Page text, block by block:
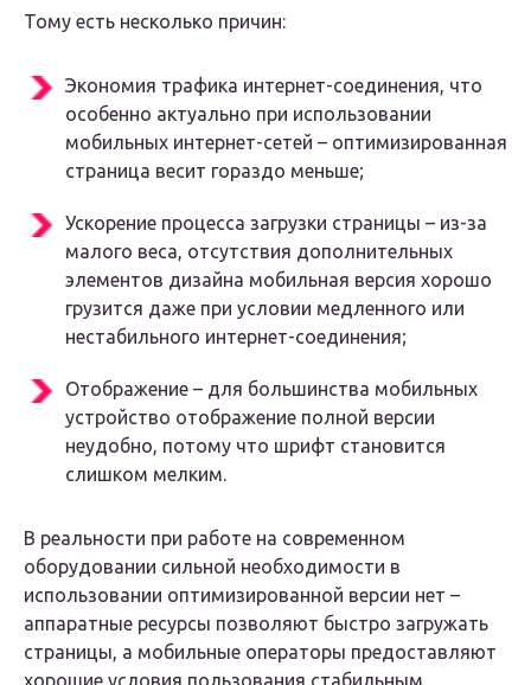
Тому есть несколько причин:
Экономия трафика интернет-соединения, что
особенно актуально при использовании
мобильных интернет-сетей – оптимизированная
страница весит гораздо меньше;
Ускорение процесса загрузки страницы – из-за
малого веса, отсутствия дополнительных
элементов дизайна мобильная версия хорошо
грузится даже при условии медленного или
нестабильного интернет-соединения;
Отображение – для большинства мобильных
устройство отображение полной версии
неудобно, потому что шрифт становится
слишком мелким.
В реальности при работе на современном
оборудовании сильной необходимости в
использовании оптимизированной версии нет –
аппаратные ресурсы позволяют быстро загружать
страницы, а мобильные операторы предоставляют